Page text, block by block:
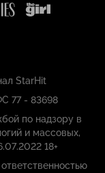
StarHit
77 - 83698
по надзору в
и массовых,
18+